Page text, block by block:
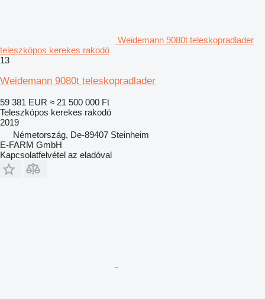
Weidemann 9080t teleskopradlader
teleszkópos kerekes rakodó
13
Weidemann 9080t teleskopradlader
59 381 EUR ≈ 21 500 000 Ft
Teleszkópos kerekes rakodó
2019
Németország, De-89407 Steinheim
E-FARM GmbH
Kapcsolatfelvétel az eladóval